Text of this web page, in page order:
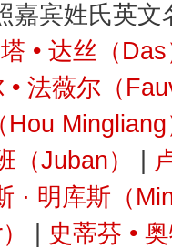
嘉宾姓氏英文
• 达丝（
• 法薇尔（
Hou Mingliang
（Juban）
· 明库斯（
史蒂芬 •